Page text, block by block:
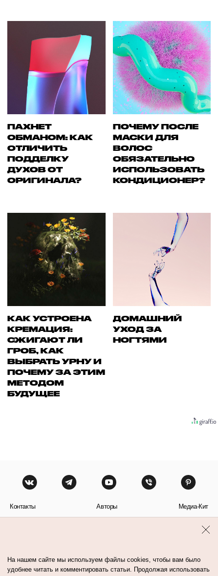
ПАХНЕТ
ОБМАНОМ: КАК
ОТЛИЧИТЬ
ПОДДЕЛКУ
ДУХОВ ОТ
ОРИГИНАЛА?
ПОЧЕМУ ПОСЛЕ
МАСКИ ДЛЯ
ВОЛОС
ОБЯЗАТЕЛЬНО
ИСПОЛЬЗОВАТЬ
КОНДИЦИОНЕР?
КАК УСТРОЕНА
КРЕМАЦИЯ:
СЖИГАЮТ ЛИ
ГРОБ, КАК
ВЫБРАТЬ УРНУ И
ПОЧЕМУ ЗА ЭТИМ
МЕТОДОМ
БУДУЩЕЕ
ДОМАШНИЙ
УХОД ЗА
НОГТЯМИ
Контакты Авторы Медиа-Кит
На нашем сайте мы используем файлы cookies, чтобы вам было
удобнее читать и комментировать статьи. Продолжая использовать